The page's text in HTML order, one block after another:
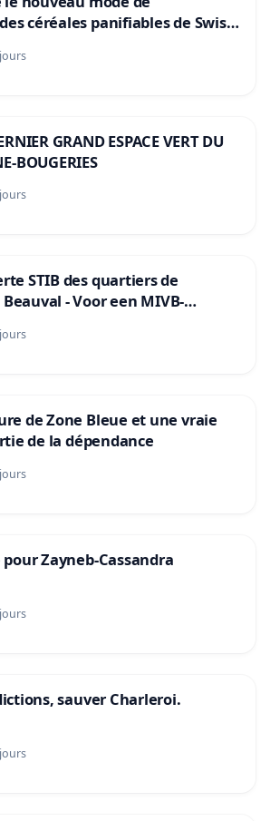
céréales panifiables de Swiss
la teneur en protéines
GRAND ESPACE VERT DU
BOUGERIES
STIB des quartiers de
- Voor een MIVB-
wijken Strombeek en Het
de Zone Bleue et une vraie
de la dépendance
Zayneb-Cassandra
sauver Charleroi.